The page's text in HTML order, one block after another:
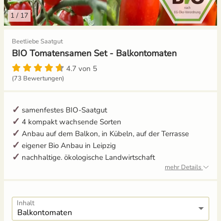
1/ 17
Beetliebe Saatgut
BIO Tomatensamen Set - Balkontomaten
4.7 von 5
(73 Bewertungen)
samenfestes BIO-Saatgut
4 kompakt wachsende Sorten
Anbau auf dem Balkon, in Kübeln, auf der Terrasse
eigener Bio Anbau in Leipzig
nachhaltige. ökologische Landwirtschaft
mehr Details
Inhalt
Gemüsesamen Set
Gurken
Jalapeno
Kohl
Kohlrabi
Kürbis
Aussaat und Anzucht im Dezember
Aussaat und Anzucht im Juli
Aussaat und Anzucht im Juni